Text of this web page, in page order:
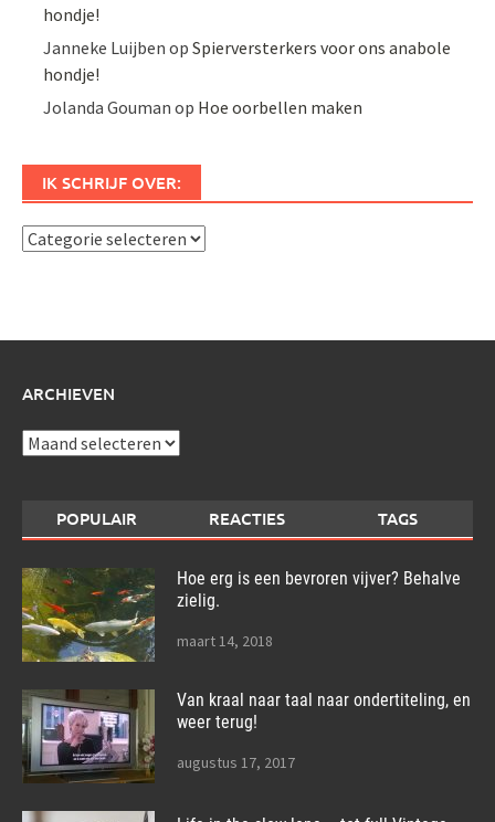
hondje!
Janneke Luijben opSpierversterkers voor ons anabole
hondje!
Jolanda Gouman op Hoe oorbellen maken
IK SCHRIJF OVER:
Ik
ARCHIEVEN
Archieven
POPULAIR REACTIES TAGS
Hoe erg is een bevroren vijver? Behalve
zielig.
maart 14, 2018
Van kraal naar taal naar ondertiteling, en
weer terug!
augustus 17, 2017